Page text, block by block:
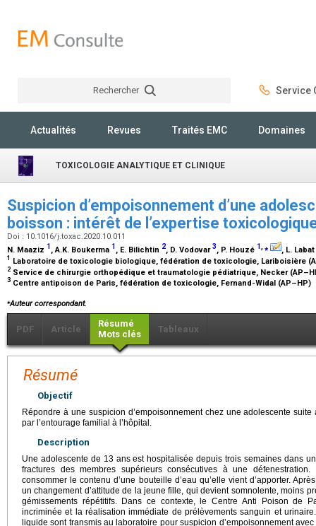
Rechercher Service
Actualités Revues Traités EMC Domaines
TOXICOLOGIE ANALYTIQUE ET CLINIQUE
Suspicion d’empoisonnement d’une
boisson : intérêt de l’expertise
Doi : 10.1016/j.toxac.2020.10.011
N. Maaziz 1 , A.K. Boukerma 1 , E. Bilichtin 2, D. Vodovar3, P. Houzé 1,⁎ , L. Labat
1 Laboratoire de toxicologie biologique, fédération de toxicologie, Lariboisière
2 Service de chirurgie orthopédique et traumatologie pédiatrique, Necker
3 Centre antipoison de Paris, fédération de toxicologie, Fernand-Widal (AP–HP)
⁎Auteur correspondant.
PDF Article
Résumé
Mots clés
Tableaux
Résumé
Objectif
Répondre à une suspicion d’empoisonnement chez une adolescente
par l’entourage familial à l’hôpital.
Description
Une adolescente de 13 ans est hospitalisée depuis trois semaines dans
fractures des membres supérieurs consécutives à une
consommer le contenu d’une bouteille d’eau qu’elle vient d’apporter.
un changement d’attitude de la jeune fille, qui devient somnolente, moins
gémissements répétitifs. Dans ce contexte, le Centre Anti Poison de
incriminée et la réalisation immédiate de prélèvements sanguin et
liquide sont transmis au laboratoire pour suspicion d’empoisonnement